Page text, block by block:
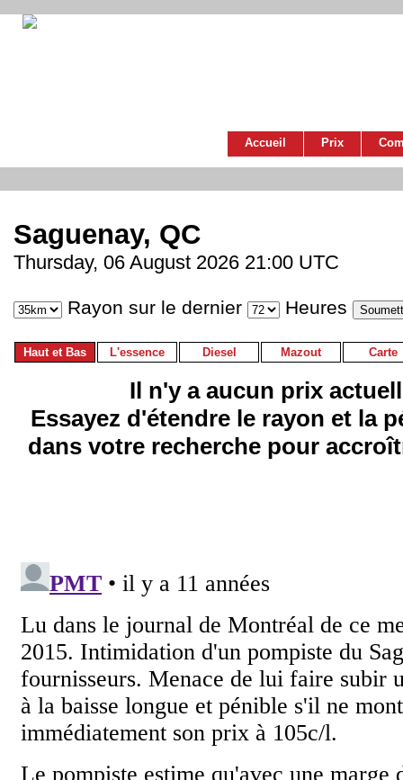
Accueil Prix
Saguenay, QC
Thursday, 06 August 2026 21:00 UTC
Rayon sur le dernier Heures
Haut et Bas L'essence Diesel Mazout Carte
Il n'y a aucun prix
Essayez d'étendre le rayon et la
dans votre recherche pour